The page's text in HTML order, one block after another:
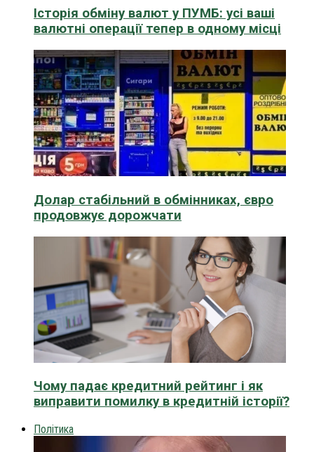
Історія обміну валют у ПУМБ: усі ваші
валютні операції тепер в одному місці
Долар стабільний в обмінниках, євро
продовжує дорожчати
Чому падає кредитний рейтинг і як
виправити помилку в кредитній історії?
Політика